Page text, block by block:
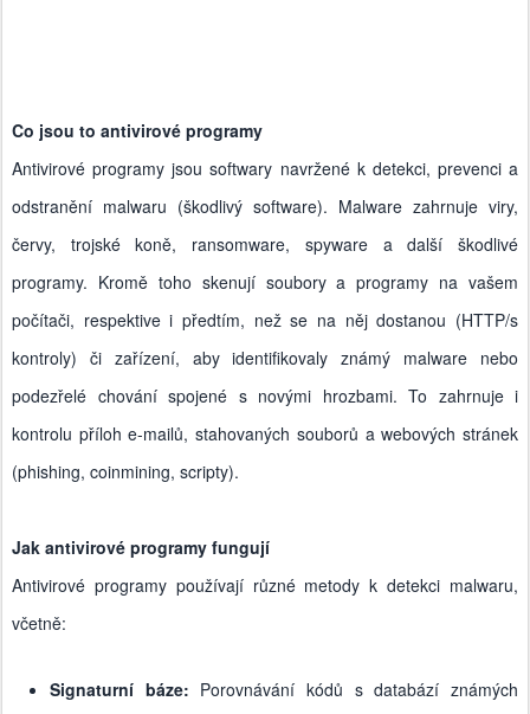
Co jsou to antivirové programy
Antivirové programy jsou softwary navržené k detekci, prevenci a
odstranění malwaru (škodlivý software). Malware zahrnuje viry,
červy, trojské koně, ransomware, spyware a další škodlivé
programy. Kromě toho skenují soubory a programy na vašem
počítači, respektive i předtím, než se na něj dostanou (HTTP/s
kontroly) či zařízení, aby identifikovaly známý malware nebo
podezřelé chování spojené s novými hrozbami. To zahrnuje i
kontrolu příloh e-mailů, stahovaných souborů a webových stránek
(phishing, coinmining, scripty).
Jak antivirové programy fungují
Antivirové programy používají různé metody k detekci malwaru,
včetně:
Signaturní báze: Porovnávání kódů s databází známých